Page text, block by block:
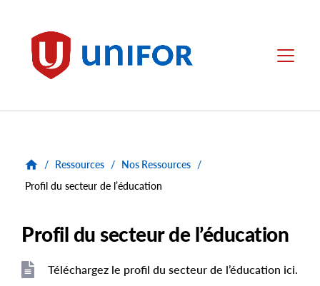
Unifor Menu
/ Ressources / Nos Ressources /
Profil du secteur de l’éducation
Profil du secteur de l’éducation
Téléchargez le profil du secteur de l’éducation ici.